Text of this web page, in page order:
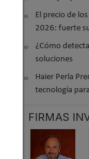
El precio de
2026: fuerte
¿Cómo
soluciones
Haier Perla
tecnología
FIRMAS